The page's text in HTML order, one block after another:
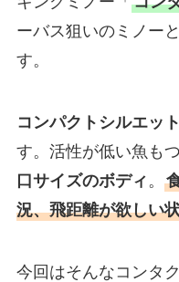
ーバス狙いのミノー
す。
コンパクトシルエット
す。活性が低い魚も
口サイズのボディ。
況、飛距離が欲しい
今回はそんなコンタ